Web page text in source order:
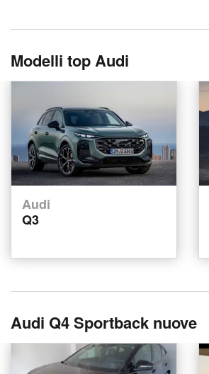
Modelli top Audi
Audi
Q3
Audi Q4 Sportback nuove